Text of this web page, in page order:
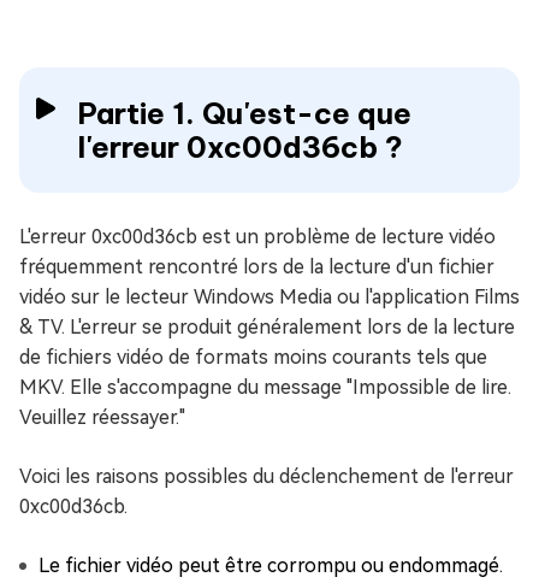
Partie 1. Qu'est-ce que
l'erreur 0xc00d36cb ?
L'erreur 0xc00d36cb est un problème de lecture vidéo
fréquemment rencontré lors de la lecture d'un fichier
vidéo sur le lecteur Windows Media ou l'application Films
& TV. L'erreur se produit généralement lors de la lecture
de fichiers vidéo de formats moins courants tels que
MKV. Elle s'accompagne du message "Impossible de lire.
Veuillez réessayer."
Voici les raisons possibles du déclenchement de l'erreur
0xc00d36cb.
Le fichier vidéo peut être corrompu ou endommagé.